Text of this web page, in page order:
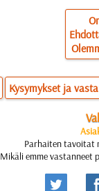
Kysymykset ja
Parhaiten tavoitat
Mikäli emme vastanneet